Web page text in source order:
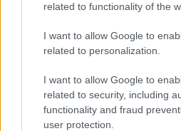
related to functionality of the
I want to allow Google to
related to personalization.
I want to allow Google to
related to security, including
functionality and fraud
user protection.
LEGOLVASOTTABBAK
PC-d,